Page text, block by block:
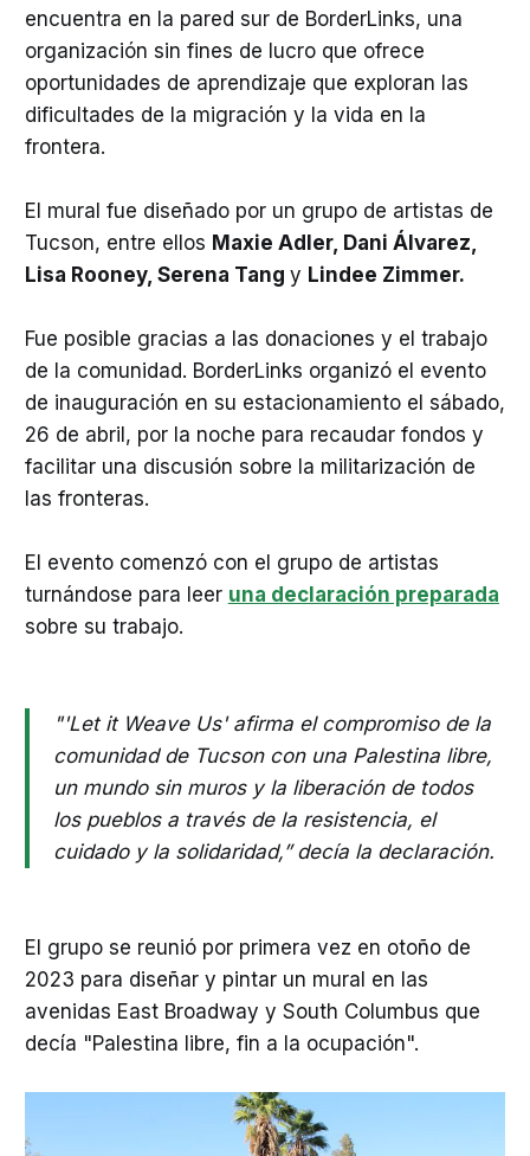
encuentra en la pared sur de BorderLinks, una
organización sin fines de lucro que ofrece
oportunidades de aprendizaje que exploran las
dificultades de la migración y la vida en la
frontera.
El mural fue diseñado por un grupo de artistas de
Tucson, entre ellos Maxie Adler, Dani Álvarez,
Lisa Rooney, Serena Tang y Lindee Zimmer.
Fue posible gracias a las donaciones y el trabajo
de la comunidad. BorderLinks organizó el evento
de inauguración en su estacionamiento el sábado,
26 de abril, por la noche para recaudar fondos y
facilitar una discusión sobre la militarización de
las fronteras.
El evento comenzó con el grupo de artistas
turnándose para leer una declaración preparada
sobre su trabajo.
"'Let it Weave Us' afirma el compromiso de la
comunidad de Tucson con una Palestina libre,
un mundo sin muros y la liberación de todos
los pueblos a través de la resistencia, el
cuidado y la solidaridad,” decía la declaración.
El grupo se reunió por primera vez en otoño de
2023 para diseñar y pintar un mural en las
avenidas East Broadway y South Columbus que
decía "Palestina libre, fin a la ocupación".